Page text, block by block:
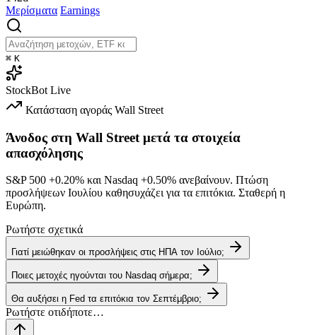
Μερίσματα Earnings
⌘ K
StockBot Live
Κατάσταση αγοράς Wall Street
Άνοδος στη Wall Street μετά τα στοιχεία
απασχόλησης
S&P 500 +0.20% και Nasdaq +0.50% ανεβαίνουν. Πτώση
προσλήψεων Ιουλίου καθησυχάζει για τα επιτόκια. Σταθερή η
Ευρώπη.
Ρωτήστε σχετικά
Γιατί μειώθηκαν οι προσλήψεις στις ΗΠΑ τον Ιούλιο;
Ποιες μετοχές ηγούνται του Nasdaq σήμερα;
Θα αυξήσει η Fed τα επιτόκια τον Σεπτέμβριο;